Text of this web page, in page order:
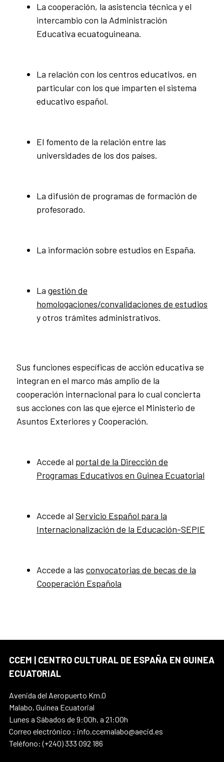
La cooperación, la asistencia técnica y el
intercambio con la Administración
Educativa ecuatoguineana.
La relación con los centros educativos, en
particular con los que imparten el sistema
educativo español.
El fomento de la relación entre las
universidades de los dos países.
La difusión de programas de formación de
profesorado.
La información sobre estudios en España.
La gestión de
homologaciones/convalidaciones de estudios
y otros trámites administrativos.
Sus funciones específicas de acción educativa se
integran en el marco más amplio de la
cooperación internacional para lo cual concierta
sus acciones con las que ejerce el Ministerio de
Asuntos Exteriores y Cooperación.
Accede al portal de la Dirección de
Programas Educativos en Guinea Ecuatorial
Accede al Servicio Español para la
Internacionalización de la Educación-SEPIE
Accede a las convocatorias de becas de la
Cooperación Española
CCEM | CENTRO CULTURAL DE ESPAÑA EN GUINEA
ECUATORIAL
Avenida del Aeropuerto Km.0
Malabo, Guinea Ecuatorial
Lunes a Sábados de 9:00h. a 21:00h
Correo electrónico : info.ccemalabo@aecid.es
Teléfono: (+240) 333 092 186